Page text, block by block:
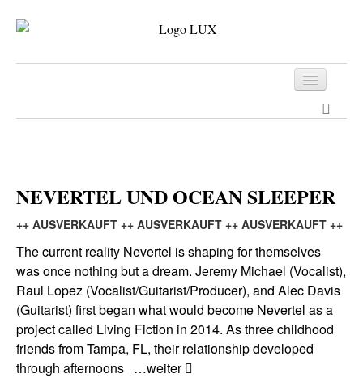
NEVERTEL UND OCEAN SLEEPER
++ AUSVERKAUFT ++ AUSVERKAUFT ++ AUSVERKAUFT ++
The current reality Nevertel is shaping for themselves
was once nothing but a dream. Jeremy Michael (Vocalist),
Raul Lopez (Vocalist/Guitarist/Producer), and Alec Davis
(Guitarist) first began what would become Nevertel as a
project called Living Fiction in 2014. As three childhood
friends from Tampa, FL, their relationship developed
through afternoons …weiter